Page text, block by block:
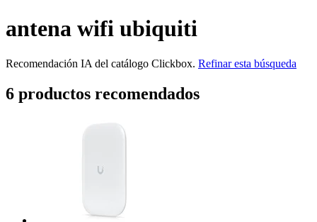
antena wifi ubiquiti
Recomendación IA del catálogo Clickbox. Refinar esta búsqueda
6 productos recomendados